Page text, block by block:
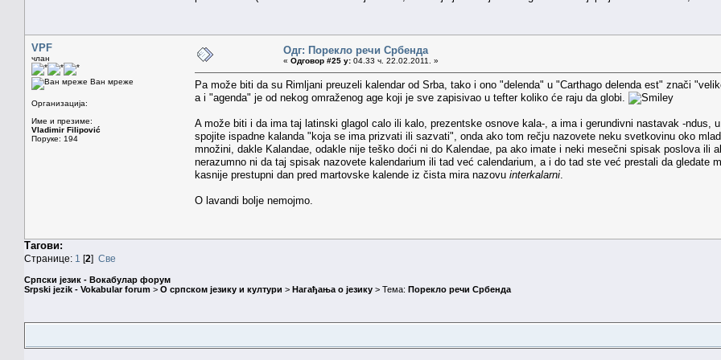
VPF
члан
Ван мреже
Организација:
Име и презиме:
Vladimir Filipović
Поруке: 194
Одг: Порекло речи Србенда
« Одговор #25 у: 04.33 ч. 22.02.2011. »
Pa može biti da su Rimljani preuzeli kalendar od Srba, tako i ono "delenda" u "Carthago delenda est" znači
a i "agenda" je od nekog omraženog age koji je sve zapisivao u tefter koliko će raju da globi.
A može biti i da ima taj latinski glagol calo ili kalo, prezentske osnove kala-, a ima i gerundivni nastavak -ndus,
spojite ispadne kalanda "koja se ima prizvati ili sazvati", onda ako tom rečju nazovete neku svetkovinu oko
množini, dakle Kalandae, odakle nije teško doći ni do Kalendae, pa ako imate i neki mesečni spisak poslova ili
nerazumno ni da taj spisak nazovete kalendarium ili tad već calendarium, a i do tad ste već prestali da gledate
kasnije prestupni dan pred martovske kalende iz čista mira nazovu interkalarni
O lavandi bolje nemojmo.
Тагови:
Странице: 1 [2] Све
Српски језик - Вокабулар форум
Srpski jezik - Vokabular forum > О српском језику и култури > Нагађања о језику > Тема: Порекло речи Србенда